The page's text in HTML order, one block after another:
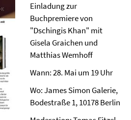
Einladung zur
Buchpremiere von
"Dschingis Khan" mit
Gisela Graichen und
Matthias Wemhoff
Wann: 28. Mai um 19 Uhr
Wo: James Simon Galerie,
Bodestraße 1, 10178 Berlin